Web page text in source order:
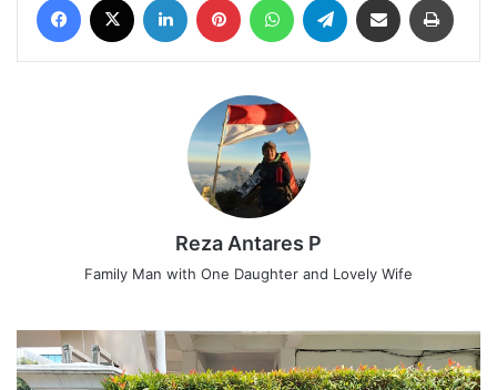
Reza Antares P
Family Man with One Daughter and Lovely Wife